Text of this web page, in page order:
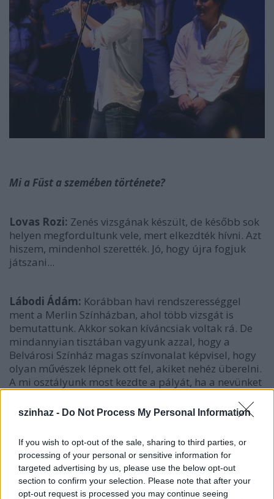
szinhaz - Do Not Process My Personal Information
If you wish to opt-out of the sale, sharing to third parties, or
processing of your personal or sensitive information for
targeted advertising by us, please use the below opt-out
section to confirm your selection. Please note that after your
opt-out request is processed you may continue seeing
Mi a Füst a szemében története?
Lovas Rozi: Zenés vizsgának készült, de később sok
helyen megfordultunk vele, mert elkezdték hívni. Azt
hiszem, mindenhol szerették. Jó, hogy újra fogjuk
játszani...
Lábodi Ádám: Korábban havi rendszerességgel
ment a Merlin Színházban, ahol több vizsgát is
bemutattunk. Akkor sokan kíváncsiak voltak rá. De
mindannyian tisztában vagyunk azzal, hogy a
Belvárosi Színház magas színvonalat képvisel, hogy
olyan művészek lépnek ott fel, akiket nehéz überelni.
A mi osztályunk most kezdte a pályát, ha a nevünket
fölkapja a fejét. Tehát nem tudjuk, mennyi embert
teszünk majd kíváncsivá. Azt reméljük, hogy
ha másért nem, akkor Cseh Tamásért eljönnek a
nézők, azt hiszem, őt nem nagyon kell reklámozni.
Nagy örömünkre a koncerthez adja a nevét Csákányi
Eszter és Kulka János is, akik hamar igent mondtak a
felkérésre.